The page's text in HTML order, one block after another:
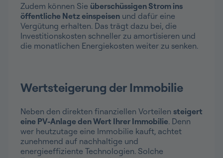
Zudem können Sie überschüssigen Strom ins
öffentliche Netz einspeisen und dafür eine
Vergütung erhalten. Das trägt dazu bei, die
Investitionskosten schneller zu amortisieren und
die monatlichen Energiekosten weiter zu senken.
Wertsteigerung der Immobilie
Neben den direkten finanziellen Vorteilen steigert
eine PV-Anlage den Wert Ihrer Immobilie. Denn
wer heutzutage eine Immobilie kauft, achtet
zunehmend auf nachhaltige und
energieeffiziente Technologien. Solche